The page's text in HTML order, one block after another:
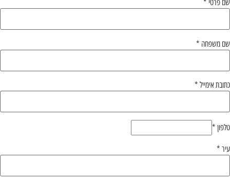
שם פרטי *
שם משפחה *
כתובת אימייל *
טלפון *
עיר *